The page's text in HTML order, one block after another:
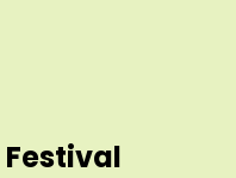
Festival